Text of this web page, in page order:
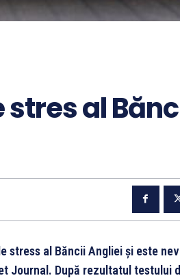
stres al
stress al Băncii Angliei şi este
Journal. După rezultatul testului